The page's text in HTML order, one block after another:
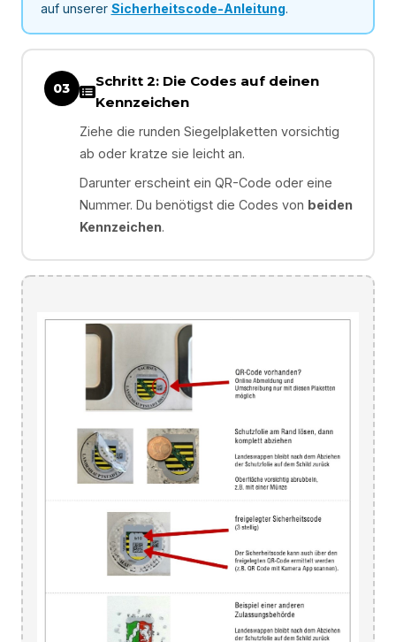
auf unserer Sicherheitscode-Anleitung.
03
Schritt 2: Die Codes auf deinen
Kennzeichen
Ziehe die runden Siegelplaketten vorsichtig
ab oder kratze sie leicht an.
Darunter erscheint ein QR-Code oder eine
Nummer. Du benötigst die Codes von beiden
Kennzeichen.